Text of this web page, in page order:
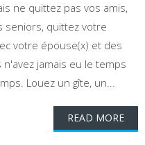
ne quittez pas vos amis,
seniors, quittez votre
votre épouse(x) et des
jamais eu le temps
Louez un gîte, un...
READ MORE